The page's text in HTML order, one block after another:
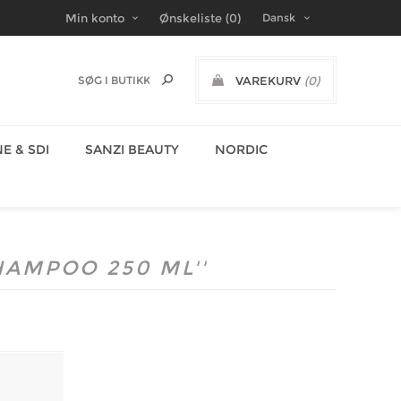
Min konto Ønskeliste (0)
VAREKURV (0)
& SDI SANZI BEAUTY NORDIC
250 ML